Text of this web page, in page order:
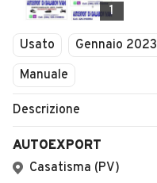
Veicoli Commerciali
Concessionari
1
Usato Gennaio 2023
Manuale
Descrizione
AUTOEXPORT
Casatisma (PV)